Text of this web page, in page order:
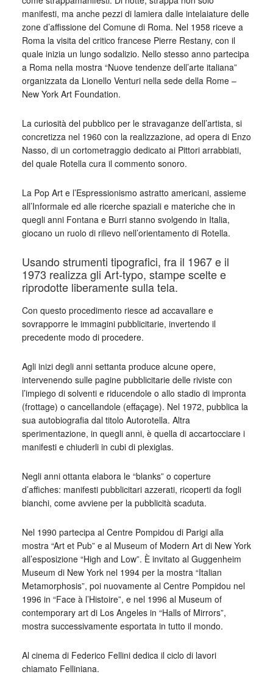
manifesti, ma anche pezzi di lamiera dalle intelaiature delle
zone d’affissione del Comune di Roma. Nel 1958 riceve a
Roma la visita del critico francese Pierre Restany, con il
quale inizia un lungo sodalizio. Nello stesso anno partecipa
a Roma nella mostra “Nuove tendenze dell’arte italiana”
organizzata da Lionello Venturi nella sede della Rome –
New York Art Foundation.
La curiosità del pubblico per le stravaganze dell’artista, si
concretizza nel 1960 con la realizzazione, ad opera di Enzo
Nasso, di un cortometraggio dedicato ai Pittori arrabbiati,
del quale Rotella cura il commento sonoro.
La Pop Art e l’Espressionismo astratto americani, assieme
all’Informale ed alle ricerche spaziali e materiche che in
quegli anni Fontana e Burri stanno svolgendo in Italia,
giocano un ruolo di rilievo nell’orientamento di Rotella.
Usando strumenti tipografici, fra il 1967 e il
1973 realizza gli Art-typo, stampe scelte e
riprodotte liberamente sulla tela.
Con questo procedimento riesce ad accavallare e
sovrapporre le immagini pubblicitarie, invertendo il
precedente modo di procedere.
Agli inizi degli anni settanta produce alcune opere,
intervenendo sulle pagine pubblicitarie delle riviste con
l’impiego di solventi e riducendole o allo stadio di impronta
(frottage) o cancellandole (effaçage). Nel 1972, pubblica la
sua autobiografia dal titolo Autorotella. Altra
sperimentazione, in quegli anni, è quella di accartocciare i
manifesti e chiuderli in cubi di plexiglas.
Negli anni ottanta elabora le “blanks” o coperture
d’affiches: manifesti pubblicitari azzerati, ricoperti da fogli
bianchi, come avviene per la pubblicità scaduta.
Nel 1990 partecipa al Centre Pompidou di Parigi alla
mostra “Art et Pub” e al Museum of Modern Art di New York
all’esposizione “High and Low”. È invitato al Guggenheim
Museum di New York nel 1994 per la mostra “Italian
Metamorphosis”, poi nuovamente al Centre Pompidou nel
1996 in “Face à l’Histoire”, e nel 1996 al Museum of
contemporary art di Los Angeles in “Halls of Mirrors”,
mostra successivamente esportata in tutto il mondo.
Al cinema di Federico Fellini dedica il ciclo di lavori
chiamato Felliniana.